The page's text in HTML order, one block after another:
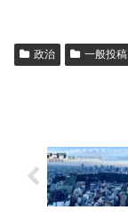
政治 一般投稿